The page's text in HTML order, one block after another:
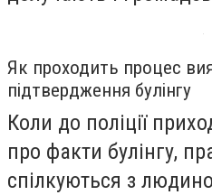
Як проходить процес
підтвердження булінгу
Коли до поліції
про факти булінгу,
спілкуються з